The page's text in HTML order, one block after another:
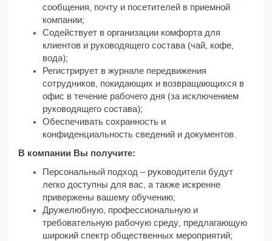
сообщения, почту и посетителей в приемной
компании;
Содействует в организации комфорта для
клиентов и руководящего состава (чай, кофе,
вода);
Регистрирует в журнале передвижения
сотрудников, покидающих и возвращающихся в
офис в течение рабочего дня (за исключением
руководящего состава);
Обеспечивать сохранность и
конфиденциальность сведений и документов.
В компании Вы получите:
Персональный подход – руководители будут
легко доступны для вас, а также искренне
привержены вашему обучению;
Дружелюбную, профессиональную и
требовательную рабочую среду, предлагающую
широкий спектр общественных мероприятий;